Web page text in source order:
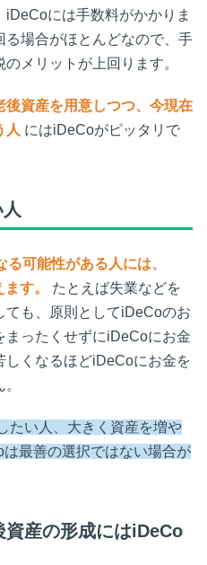
には手数料がかかりま
場合がほとんどなので、手
メリットが上回ります。
後資産を用意しつつ、今現在
人 にはiDeCoがピッタリで
可能性がある人には、
す。 たとえば失業などを
ても、原則としてiDeCoのお
ったくせずにiDeCoにお金
しくなるほどiDeCoにお金を
たい人、大きく資産を増や
最善の選択ではない場合が
産の形成にはiDeCo